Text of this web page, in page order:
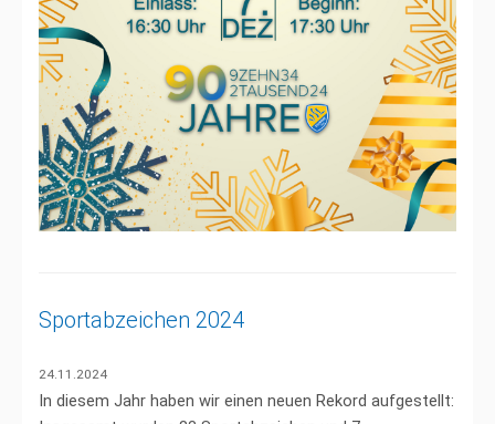
Sportabzeichen 2024
24.11.2024
In diesem Jahr haben wir einen neuen Rekord aufgestellt: